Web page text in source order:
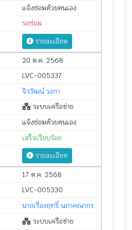
แจ้งซ่อมด้วยตนเอง
รอซ่อม
รายละเอียด
20 ต.ค. 2568
LVC-005337
จิรวัฒน์ วงกา
ระบบเครือข่าย
แจ้งซ่อมด้วยตนเอง
เสร็จเรียบร้อย
รายละเอียด
17 ต.ค. 2568
LVC-005330
นายเรืองฤทธิ์ นภาคณากร
ระบบเครือข่าย